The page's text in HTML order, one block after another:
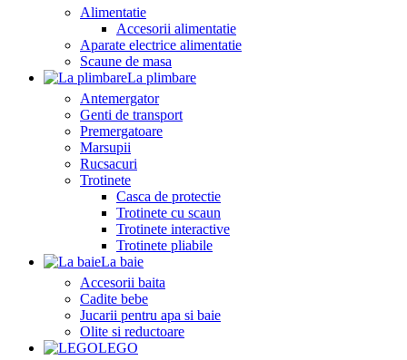
Alimentatie
Accesorii alimentatie
Aparate electrice alimentatie
Scaune de masa
La plimbare
Antemergator
Genti de transport
Premergatoare
Marsupii
Rucsacuri
Trotinete
Casca de protectie
Trotinete cu scaun
Trotinete interactive
Trotinete pliabile
La baie
Accesorii baita
Cadite bebe
Jucarii pentru apa si baie
Olite si reductoare
LEGO